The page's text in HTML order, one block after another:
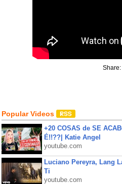
Share:
Popular Videos
+20 COSAS de SE
É!!??| Katie Angel
youtube.com
Luciano Pereyra, Lang
Ti
youtube.com